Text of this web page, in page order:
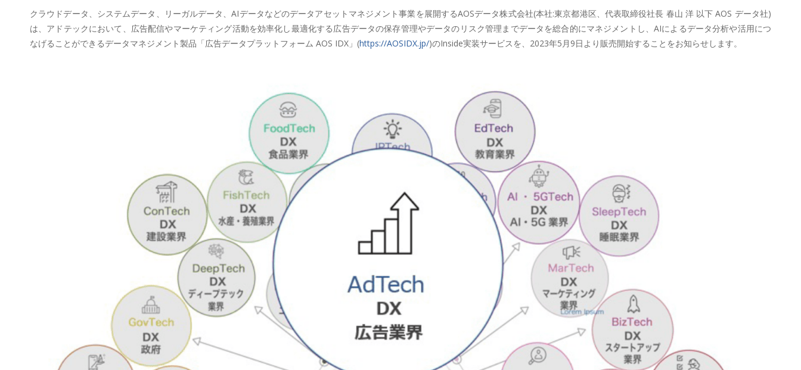
クラウドデータ、システムデータ、リーガルデータ、AIデータなどのデータアセットマネジメント事業を展開するAOSデータ株式会社(本社:東京都港区、代表取締役社長 春山 洋 以下 AOS データ社)
は、アドテックにおいて、広告配信やマーケティング活動を効率化し最適化する広告データの保存管理やデータのリスク管理までデータを総合的にマネジメントし、AIによるデータ分析や活用につ
なげることができるデータマネジメント製品「広告データプラットフォーム AOS IDX」(https://AOSIDX.jp/)のInside実装サービスを、2023年5月9日より販売開始することをお知らせします。